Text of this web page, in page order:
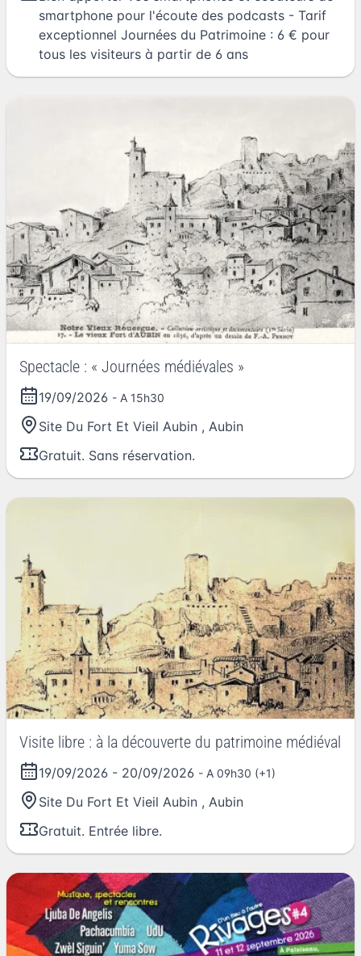
smartphone pour l'écoute des podcasts - Tarif
exceptionnel Journées du Patrimoine : 6 € pour
tous les visiteurs à partir de 6 ans
Spectacle : « Journées médiévales »
19/09/2026 - A 15h30
Site Du Fort Et Vieil Aubin , Aubin
Gratuit. Sans réservation.
Visite libre : à la découverte du patrimoine médiéval
19/09/2026 - 20/09/2026 - A 09h30 (+1)
Site Du Fort Et Vieil Aubin , Aubin
Gratuit. Entrée libre.